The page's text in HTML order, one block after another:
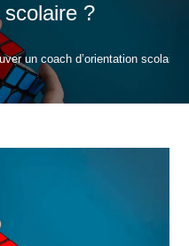
scolaire ?
un coach d’orientation scolaire